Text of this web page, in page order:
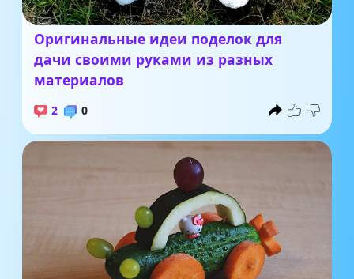
Оригинальные идеи поделок для
дачи своими руками из разных
материалов
2 0